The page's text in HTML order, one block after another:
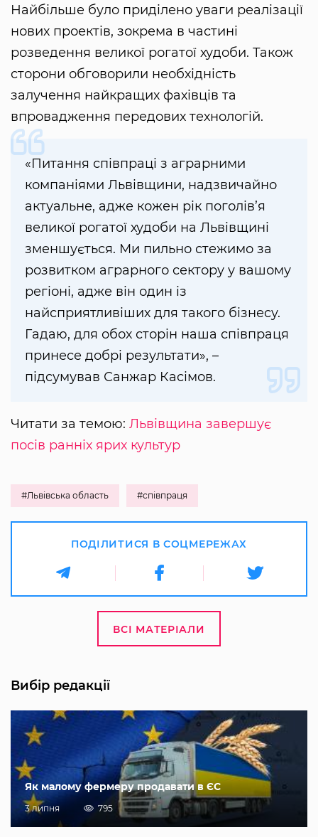
Найбільше було приділено уваги реалізації
нових проектів, зокрема в частині
розведення великої рогатої худоби. Також
сторони обговорили необхідність
залучення найкращих фахівців та
впровадження передових технологій.
«Питання співпраці з аграрними
компаніями Львівщини, надзвичайно
актуальне, адже кожен рік поголів’я
великої рогатої худоби на Львівщині
зменшується. Ми пильно стежимо за
розвитком аграрного сектору у вашому
регіоні, адже він один із
найсприятливіших для такого бізнесу.
Гадаю, для обох сторін наша співпраця
принесе добрі результати», –
підсумував Санжар Касімов.
Читати за темою: Львівщина завершує
посів ранніх ярих культур
#Львівська область #співпраця
ПОДІЛИТИСЯ В СОЦМЕРЕЖАХ
ВСІ МАТЕРІАЛИ
Вибір редакції
Як малому фермеру продавати в ЄС
3 липня 795